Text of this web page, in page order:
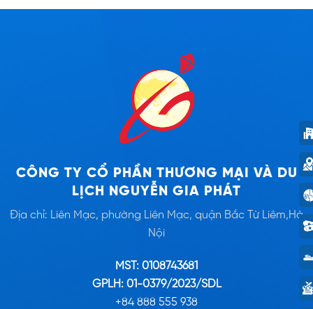
CÔNG TY CỔ PHẦN THƯƠNG MẠI VÀ DU
LỊCH NGUYỄN GIA PHÁT
Địa chỉ: Liên Mạc, phường Liên Mạc, quận Bắc Từ Liêm,Hà
Nội
MST: 0108743681
GPLH: 01-0379/2023/SDL
+84 888 555 938